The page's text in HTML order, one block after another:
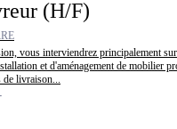
(H/F)
vous interviendrez principalement
et d'aménagement de mobilier
de livraison...